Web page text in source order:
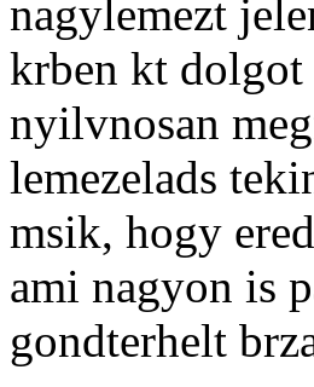
nagylemezt
krben kt
nyilvnosan
lemezelads
msik, hogy
ami nagyon is
gondterhelt